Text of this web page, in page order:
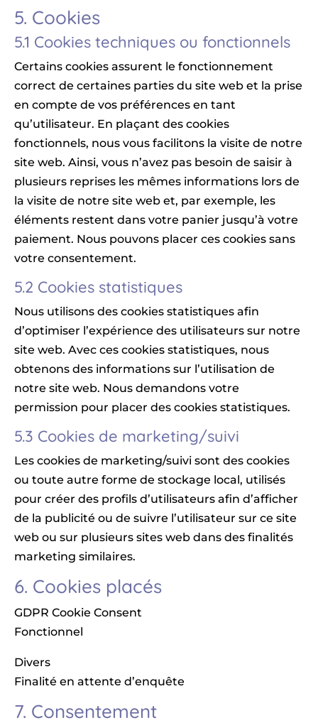
5. Cookies
5.1 Cookies techniques ou fonctionnels
Certains cookies assurent le fonctionnement
correct de certaines parties du site web et la prise
en compte de vos préférences en tant
qu’utilisateur. En plaçant des cookies
fonctionnels, nous vous facilitons la visite de notre
site web. Ainsi, vous n’avez pas besoin de saisir à
plusieurs reprises les mêmes informations lors de
la visite de notre site web et, par exemple, les
éléments restent dans votre panier jusqu’à votre
paiement. Nous pouvons placer ces cookies sans
votre consentement.
5.2 Cookies statistiques
Nous utilisons des cookies statistiques afin
d’optimiser l’expérience des utilisateurs sur notre
site web. Avec ces cookies statistiques, nous
obtenons des informations sur l’utilisation de
notre site web. Nous demandons votre
permission pour placer des cookies statistiques.
5.3 Cookies de marketing/suivi
Les cookies de marketing/suivi sont des cookies
ou toute autre forme de stockage local, utilisés
pour créer des profils d’utilisateurs afin d’afficher
de la publicité ou de suivre l’utilisateur sur ce site
web ou sur plusieurs sites web dans des finalités
marketing similaires.
6. Cookies placés
GDPR Cookie Consent
Fonctionnel
Divers
Finalité en attente d’enquête
7. Consentement